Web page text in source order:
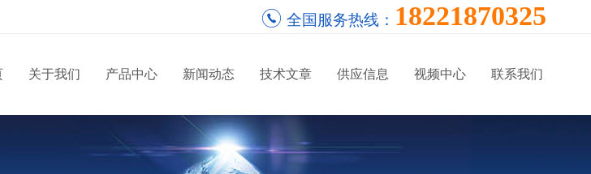
全国服务热线： 18221870325
关于我们 产品中心 新闻动态 技术文章 供应信息 视频中心 联系我们